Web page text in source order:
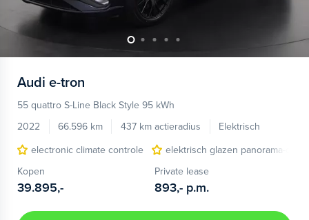
Audi e-tron
55 quattro S-Line Black Style 95 kWh
2022
66.596 km 437 km actieradius
Elektrisch
electronic climate controle
elektrisch glazen panorama-dak
Kopen
39.895,-
Private lease
893,- p.m.